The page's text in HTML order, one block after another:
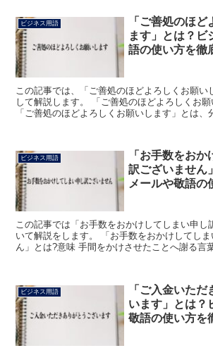
ビジネス用語
「ご善処のほ
ます」とは？ビ
語の使い方を徹
この記事では、「ご善処のほどよろしくお願い
して解説します。 「ご善処のほどよろしくお
「ご善処のほどよろしくお願いします」とは、
ビジネス用語
「お手数をお
訳ございません
メールや敬語の
この記事では「お手数をおかけしてしまい申し
いて解説をします。 「お手数をおかけしてし
ん」とは?意味 手間をかけさせたことへ謝る言
ビジネス用語
「ご入金いた
います」とは？
敬語の使い方を